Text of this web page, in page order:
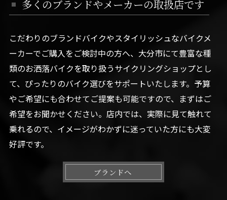
多くのブランドやメーカーの取扱店です
こだわりのブランドバイクやスタイリッシュなバイクメ
ーカーでご購入をご検討中の方へ、大分市にて豊富な種
類のお洒落バイクを取り扱うサイクリングショップとし
て、ぴったりのバイク選びをサポートいたします。予算
やご希望にも合わせてご提案も可能ですので、まずはご
希望をお聞かせください。店内では、実際に見て触れて
乗れるので、イメージがわかずに迷っていた方にも大変
好評です。
ブランドへ